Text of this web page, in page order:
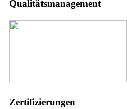
Qualitätsmanagement
Zertifizierungen